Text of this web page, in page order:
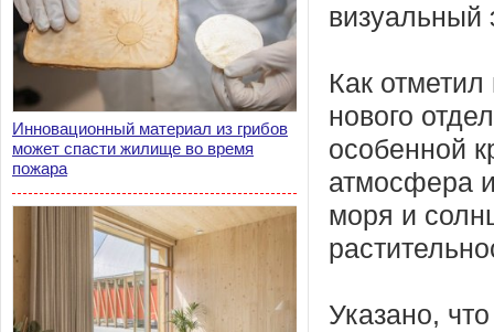
Инновационный материал из грибов
может спасти жилище во время
пожара
Как
нового
особенной
атмосфера
моря и
Указано,